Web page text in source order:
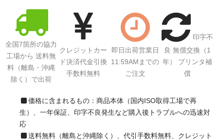
全国7箇所の協力
工場から 送料無
料（離島・沖縄
除く）で出荷
クレジットカー
ド決済代金引換
手数料無料
即日出荷営業日
11:59AMまでの
ご注文
印字不
良 無償交換（1
年） プリンタ補
償
価格に含まれるもの：商品本体（国内ISO取得工場で再
生）、一年保証、印字不良発生など購入後トラブルへの迅速対
応
送料無料（離島と沖縄除く）、代引手数料無料、クレジット